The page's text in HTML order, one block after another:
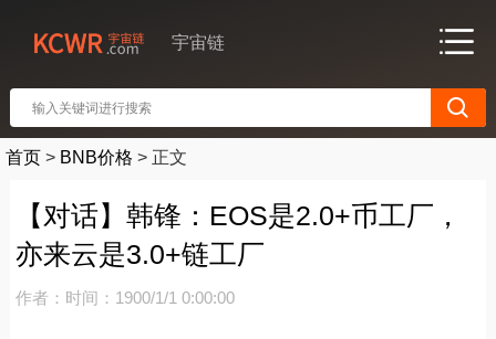
宇宙链
首页 > BNB价格 > 正文
【对话】韩锋：EOS是2.0+币工厂，
亦来云是3.0+链工厂
作者： 时间：1900/1/1 0:00:00